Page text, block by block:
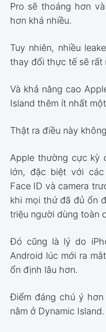
Pro sẽ thoáng hơn
hơn khá nhiều.
Tuy nhiên, nhiều
thay đổi thực tế sẽ rất
Và khả năng cao
Island thêm ít nhất
Thật ra điều này
Apple thường cực kỳ
lớn, đặc biệt với
Face ID và camera
khi mọi thứ đã đủ ổn
triệu người dùng toàn
Đó cũng là lý do
Android lúc mới ra
ổn định lâu hơn.
Điểm đáng chú ý
nằm ở Dynamic Island.